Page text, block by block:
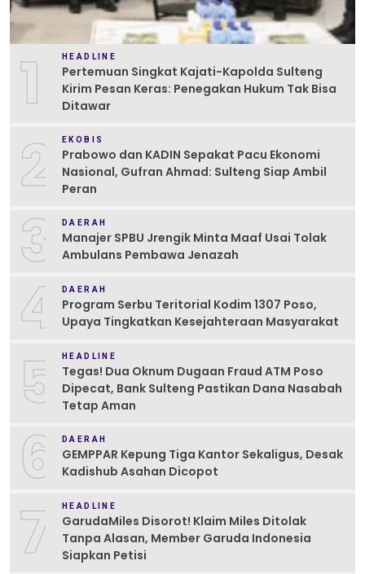
1 HEADLINE
Pertemuan Singkat Kajati-Kapolda Sulteng
Kirim Pesan Keras: Penegakan Hukum Tak Bisa
Ditawar
2 EKOBIS
Prabowo dan KADIN Sepakat Pacu Ekonomi
Nasional, Gufran Ahmad: Sulteng Siap Ambil
Peran
3 DAERAH
Manajer SPBU Jrengik Minta Maaf Usai Tolak
Ambulans Pembawa Jenazah
4 DAERAH
Program Serbu Teritorial Kodim 1307 Poso,
Upaya Tingkatkan Kesejahteraan Masyarakat
5 HEADLINE
Tegas! Dua Oknum Dugaan Fraud ATM Poso
Dipecat, Bank Sulteng Pastikan Dana Nasabah
Tetap Aman
6 DAERAH
GEMPPAR Kepung Tiga Kantor Sekaligus, Desak
Kadishub Asahan Dicopot
7 HEADLINE
GarudaMiles Disorot! Klaim Miles Ditolak
Tanpa Alasan, Member Garuda Indonesia
Siapkan Petisi